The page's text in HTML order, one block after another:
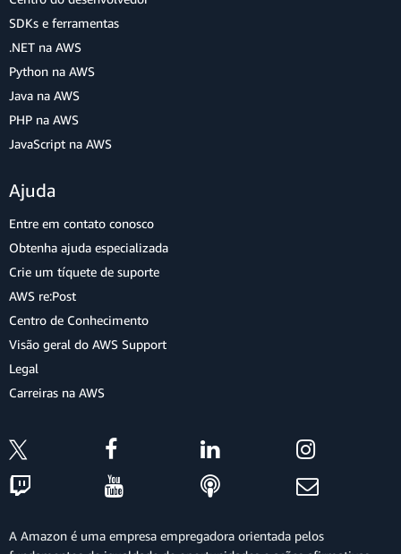
SDKs e ferramentas
.NET na AWS
Python na AWS
Java na AWS
PHP na AWS
JavaScript na AWS
Ajuda
Entre em contato conosco
Obtenha ajuda especializada
Crie um tíquete de suporte
AWS re:Post
Centro de Conhecimento
Visão geral do AWS Support
Legal
Carreiras na AWS
A Amazon é uma empresa empregadora orientada pelos